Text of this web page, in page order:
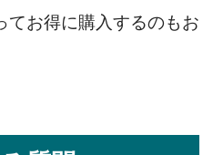
てお得に購入するのもお